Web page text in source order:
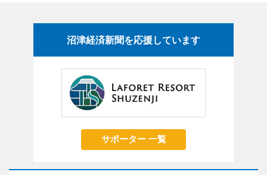
沼津経済新聞を応援しています
サポーター 一覧